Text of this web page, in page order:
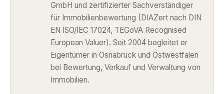
GmbH und zertifizierter Sachverständiger
für Immobilienbewertung (DIAZert nach DIN
EN ISO/IEC 17024, TEGoVA Recognised
European Valuer). Seit 2004 begleitet er
Eigentümer in Osnabrück und Ostwestfalen
bei Bewertung, Verkauf und Verwaltung von
Immobilien.